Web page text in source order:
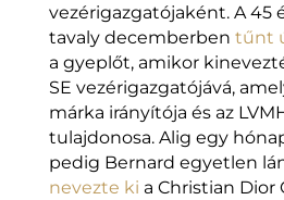
vezérigazgatójaként. A 45
tavaly decemberben tűnt
a gyeplőt, amikor
SE vezérigazgatójává,
márka irányítója és az
tulajdonosa. Alig egy
pedig Bernard egyetlen
nevezte ki a Christian Dior